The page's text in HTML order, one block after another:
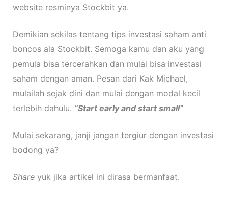
website resminya Stockbit ya.
Demikian sekilas tentang tips investasi saham anti
boncos ala Stockbit. Semoga kamu dan aku yang
pemula bisa tercerahkan dan mulai bisa investasi
saham dengan aman. Pesan dari Kak Michael,
mulailah sejak dini dan mulai dengan modal kecil
terlebih dahulu. “Start early and start small”
Mulai sekarang, janji jangan tergiur dengan investasi
bodong ya?
Shareyuk jika artikel ini dirasa bermanfaat.